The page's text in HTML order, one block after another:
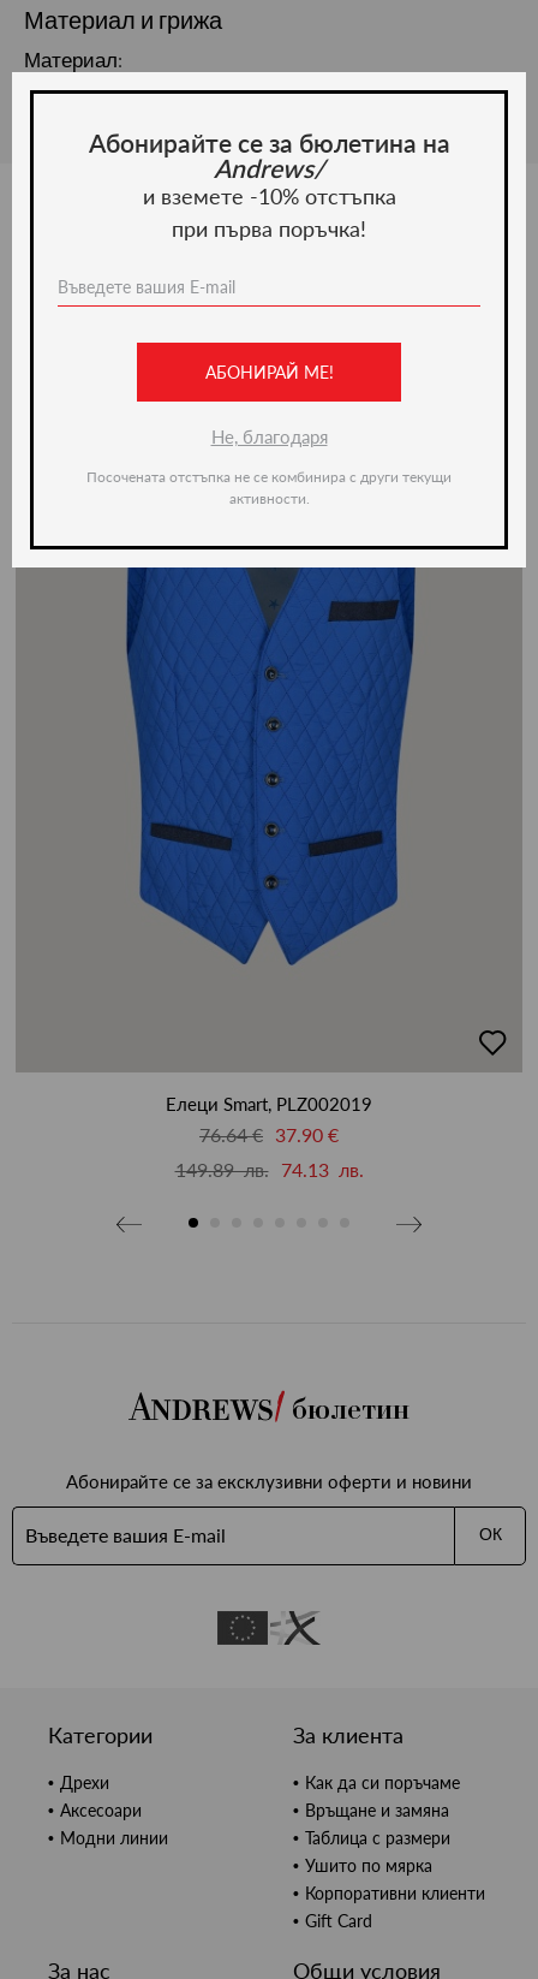
Материал и грижа
Материал:
в
Елеци Smart, PLZ002019
76.64 € 37.90 €
149.89 лв.
74.13 лв.
бюлетин
Абонирайте се за ексклузивни оферти и новини
ОК
Категории
Дрехи
Аксесоари
Модни линии
За клиента
Как да си поръчаме
Връщане и замяна
Таблица с размери
Ушито по мярка
Корпоративни клиенти
Gift Card
За нас Общи условия
Абонирайте се за бюлетина на
Andrews/
и вземете -10% отстъпка
при първа поръчка!
АБОНИРАЙ МЕ!
Не, благодаря
Посочената отстъпка не се комбинира с други текущи
активности.